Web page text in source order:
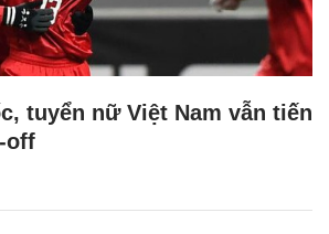
tuyển nữ Việt Nam vẫn tiến
off